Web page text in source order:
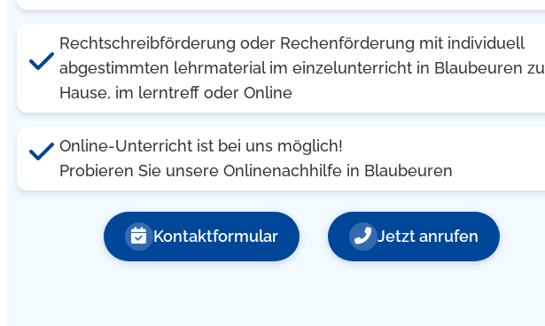
Rechtschreibförderung oder Rechenförderung mit individuell
abgestimmten lehrmaterial im einzelunterricht in Blaubeuren zu
Hause, im lerntreff oder Online
Online-Unterricht ist bei uns möglich!
Probieren Sie unsere Onlinenachhilfe in Blaubeuren
Kontaktformular Jetzt anrufen